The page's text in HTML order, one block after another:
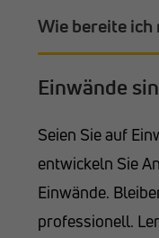
Wie bereite ich
Einwände
Seien Sie auf
entwickeln Sie
Einwände.
professionell.